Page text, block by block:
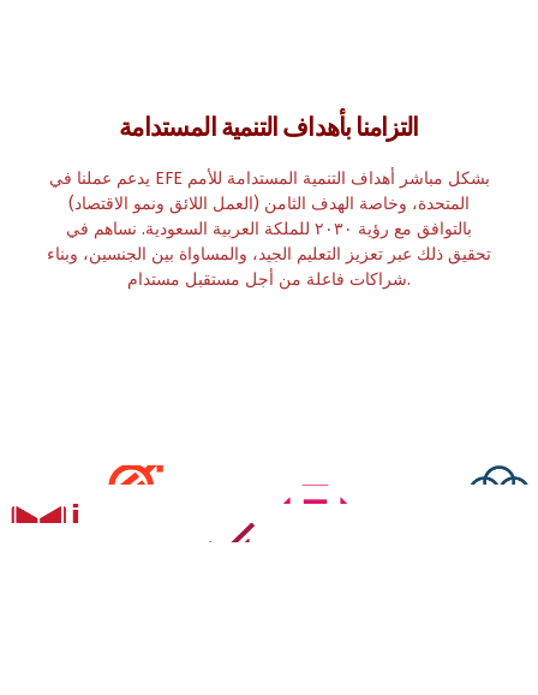
التزامنا بأهداف التنمية المستدامة
يدعم عملنا في EFE بشكل مباشر أهداف التنمية المستدامة للأمم
المتحدة، وخاصة الهدف الثامن (العمل اللائق ونمو الاقتصاد)
بالتوافق مع رؤية ٢٠٣٠ للملكة العربية السعودية. نساهم في
تحقيق ذلك عبر تعزيز التعليم الجيد، والمساواة بين الجنسين، وبناء
شراكات فاعلة من أجل مستقبل مستدام.